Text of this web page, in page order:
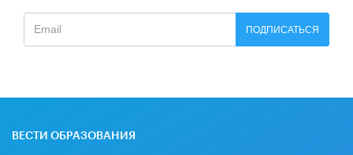
ПОДПИСАТЬСЯ
ВЕСТИ ОБРАЗОВАНИЯ